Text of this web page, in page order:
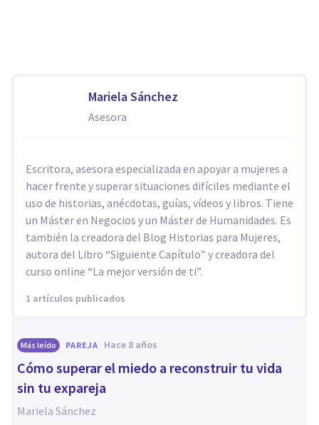
Mariela Sánchez
Asesora
Escritora, asesora especializada en apoyar a mujeres a
hacer frente y superar situaciones difíciles mediante el
uso de historias, anécdotas, guías, vídeos y libros. Tiene
un Máster en Negocios y un Máster de Humanidades. Es
también la creadora del Blog Historias para Mujeres,
autora del Libro “Siguiente Capítulo” y creadora del
curso online “La mejor versión de ti”.
1 artículos publicados
Más leído PAREJA hace 8 años
Cómo superar el miedo a reconstruir tu vida
sin tu expareja
Mariela Sánchez